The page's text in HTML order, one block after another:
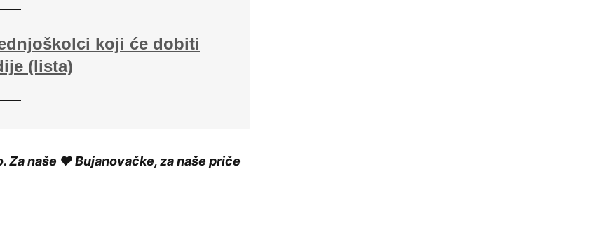
koji će dobiti
(lista)
Za naše ❤️ Bujanovačke, za naše priče